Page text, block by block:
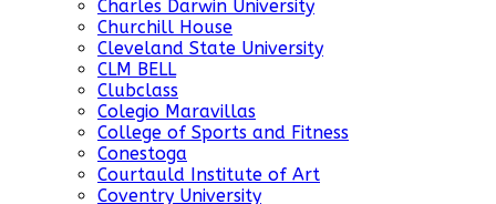
Charles Darwin University
Churchill House
Cleveland State University
CLM BELL
Clubclass
Colegio Maravillas
College of Sports and Fitness
Conestoga
Courtauld Institute of Art
Coventry University